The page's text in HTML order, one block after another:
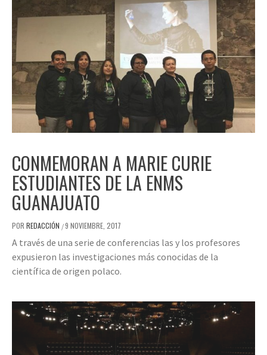
CONMEMORAN A MARIE CURIE
ESTUDIANTES DE LA ENMS
GUANAJUATO
POR REDACCIÓN /9 NOVIEMBRE, 2017
A través de una serie de conferencias las y los profesores
expusieron las investigaciones más conocidas de la
científica de origen polaco.